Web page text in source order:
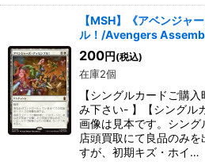
【MSH】《アベンジャ
ル！/Avengers
200円 (税込)
在庫2個
【シングルカードご購
み下さい- 】【シングル
画像は見本です。シン
店頭買取にて良品のみ
すが、初期キズ・ホイ…